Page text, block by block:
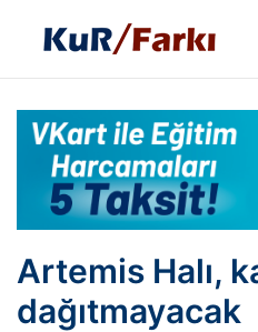
Artemis Halı,
dağıtmayacak